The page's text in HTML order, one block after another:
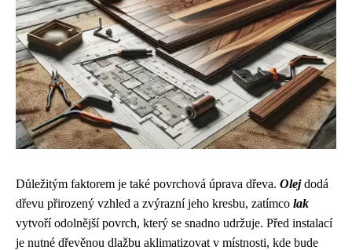
Důležitým faktorem je také povrchová úprava dřeva. Olejdodá
dřevu přirozený vzhled a zvýrazní jeho kresbu, zatímco lak
vytvoří odolnější povrch, který se snadno udržuje. Před instalací
je nutné dřevěnou dlažbu aklimatizovat v místnosti, kde bude